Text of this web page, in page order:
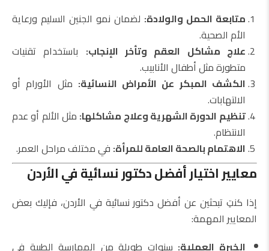
متابعة الحمل والولادة: لضمان نمو الجنين السليم ورعاية
الأم الصحية.
علاج مشاكل العقم وتأخر الإنجاب: باستخدام تقنيات
متطورة مثل أطفال الأنابيب.
الكشف المبكر عن الأمراض النسائية: مثل الأورام أو
الالتهابات.
تنظيم الدورة الشهرية وعلاج مشاكلها: مثل الألم أو عدم
الانتظام.
الاهتمام بالصحة العامة للمرأة: في مختلف مراحل العمر.
معايير اختيار أفضل دكتور نسائية في الأردن
إذا كنتِ تبحثين عن أفضل دكتور نسائية في الأردن، فإليك بعض
المعايير المهمة:
الخبرة العملية: سنوات طويلة من الممارسة الطبية في